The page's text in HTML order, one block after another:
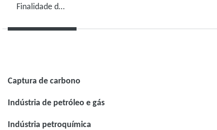
Finalidade das aplicações
Captura de carbono
Indústria de petróleo e gás
Indústria petroquímica